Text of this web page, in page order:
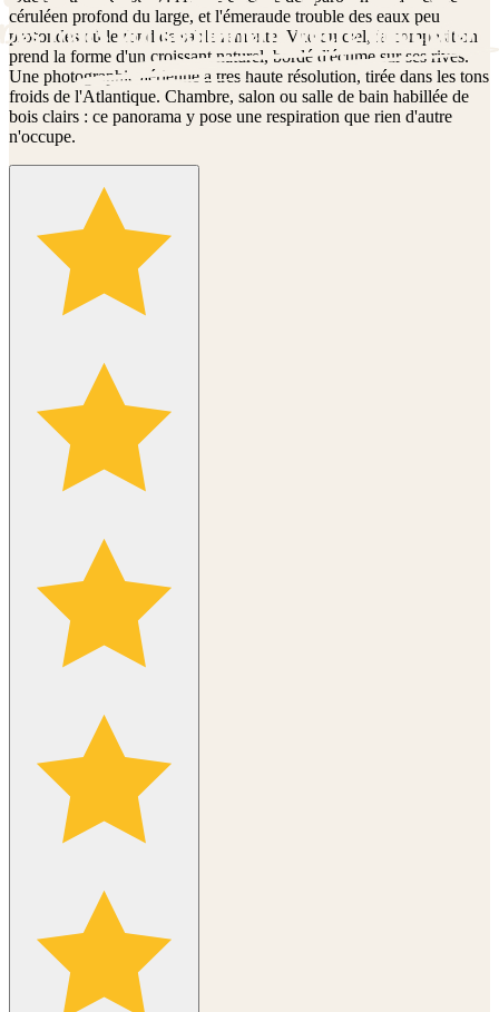
céruléen profond du large, et l'émeraude trouble des eaux peu
profondes où le fond de sable remonte. Vue du ciel, la composition
prend la forme d'un croissant naturel, bordé d'écume sur ses rives.
Une photographie aérienne à très haute résolution, tirée dans les tons
froids de l'Atlantique. Chambre, salon ou salle de bain habillée de
bois clairs : ce panorama y pose une respiration que rien d'autre
n'occupe.